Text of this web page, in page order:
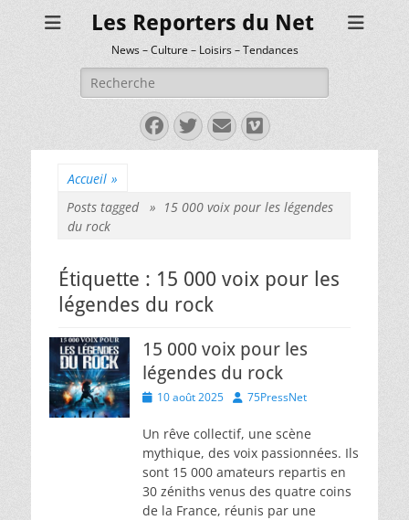
Les Reporters du Net
News – Culture – Loisirs – Tendances
Rechercher :
Facebook
Twitter
E-
mail
Vimeo
Accueil »
Posts tagged » 15 000 voix pour les légendes
du rock
Étiquette : 15 000 voix pour les
légendes du rock
15 000 voix pour les
légendes du rock
Posted10 août 2025 Author
75PressNet
Un rêve collectif, une scène
mythique, des voix passionnées. Ils
sont 15 000 amateurs repartis en
30 zéniths venus des quatre coins
de la France, réunis par une